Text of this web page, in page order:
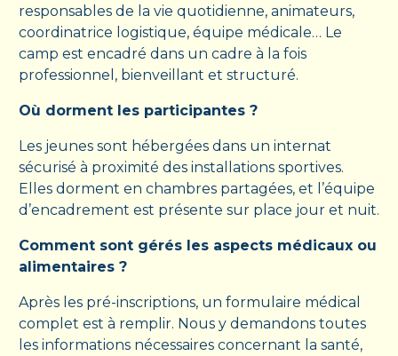
responsables de la vie quotidienne, animateurs,
coordinatrice logistique, équipe médicale… Le
camp est encadré dans un cadre à la fois
professionnel, bienveillant et structuré.
Où dorment les participantes ?
Les jeunes sont hébergées dans un internat
sécurisé à proximité des installations sportives.
Elles dorment en chambres partagées, et l’équipe
d’encadrement est présente sur place jour et nuit.
Comment sont gérés les aspects médicaux ou
alimentaires ?
Après les pré-inscriptions, un formulaire médical
complet est à remplir. Nous y demandons toutes
les informations nécessaires concernant la santé,